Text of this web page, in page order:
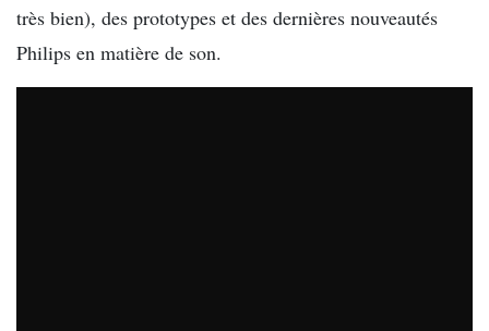
très bien), des prototypes et des dernières nouveautés
Philips en matière de son.